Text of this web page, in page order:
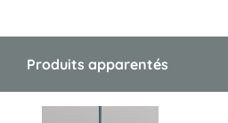
Produits apparentés